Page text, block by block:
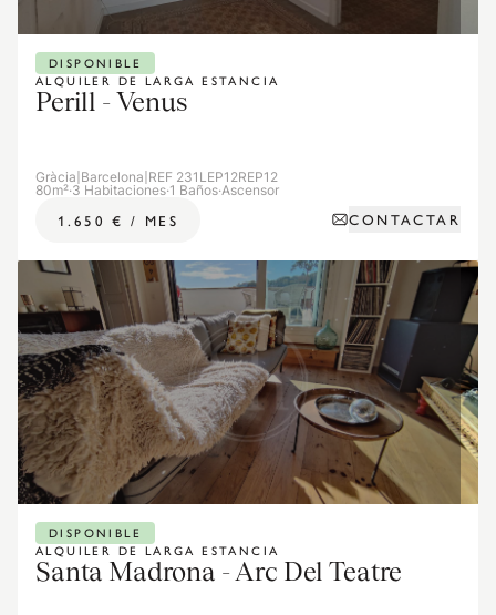
ALQUILER DE LARGA ESTANCIA
DISPONIBLE
Perill - Venus
Gràcia Barcelona REF 231LEP12REP12
80m²·3 Habitaciones·1 Baños·Ascensor
1.650 € / MES CONTACTAR
ALQUILER DE LARGA ESTANCIA
DISPONIBLE
Santa Madrona - Arc Del Teatre